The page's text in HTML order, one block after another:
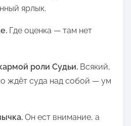
ярлык.
Где оценка — там нет
роли Судьи. Всякий,
ждёт суда над собой — ум
Он ест внимание, а